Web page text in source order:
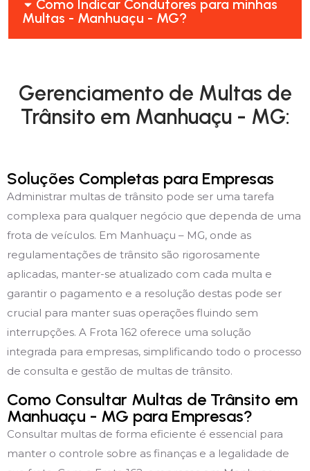
Como Indicar Condutores para minhas
Multas - Manhuaçu - MG?
Gerenciamento de Multas de
Trânsito em Manhuaçu - MG:
Soluções Completas para Empresas
Administrar multas de trânsito pode ser uma tarefa
complexa para qualquer negócio que dependa de uma
frota de veículos. Em Manhuaçu – MG, onde as
regulamentações de trânsito são rigorosamente
aplicadas, manter-se atualizado com cada multa e
garantir o pagamento e a resolução destas pode ser
crucial para manter suas operações fluindo sem
interrupções. A Frota 162 oferece uma solução
integrada para empresas, simplificando todo o processo
de consulta e gestão de multas de trânsito.
Como Consultar Multas de Trânsito em
Manhuaçu - MG para Empresas?
Consultar multas de forma eficiente é essencial para
manter o controle sobre as finanças e a legalidade de